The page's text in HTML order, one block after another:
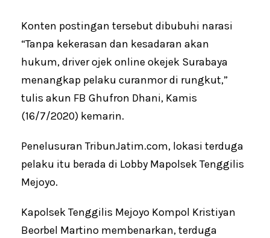
Konten postingan tersebut dibubuhi narasi
“Tanpa kekerasan dan kesadaran akan
hukum, driver ojek online okejek Surabaya
menangkap pelaku curanmor di rungkut,”
tulis akun FB Ghufron Dhani, Kamis
(16/7/2020) kemarin.
Penelusuran TribunJatim.com, lokasi terduga
pelaku itu berada di Lobby Mapolsek Tenggilis
Mejoyo.
Kapolsek Tenggilis Mejoyo Kompol Kristiyan
Beorbel Martino membenarkan, terduga